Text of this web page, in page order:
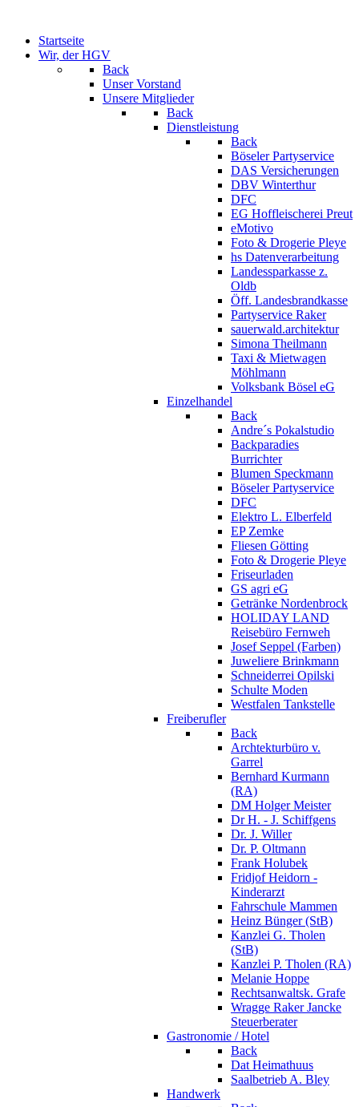
Startseite
Wir, der HGV
Back
Unser Vorstand
Unsere Mitglieder
Back
Dienstleistung
Back
Böseler Partyservice
DAS Versicherungen
DBV Winterthur
DFC
EG Hoffleischerei Preut
eMotivo
Foto & Drogerie Pleye
hs Datenverarbeitung
Landessparkasse z.
Oldb
Öff. Landesbrandkasse
Partyservice Raker
sauerwald.architektur
Simona Theilmann
Taxi & Mietwagen
Möhlmann
Volksbank Bösel eG
Einzelhandel
Back
Andre´s Pokalstudio
Backparadies
Burrichter
Blumen Speckmann
Böseler Partyservice
DFC
Elektro L. Elberfeld
EP Zemke
Fliesen Götting
Foto & Drogerie Pleye
Friseurladen
GS agri eG
Getränke Nordenbrock
HOLIDAY LAND
Reisebüro Fernweh
Josef Seppel (Farben)
Juweliere Brinkmann
Schneiderrei Opilski
Schulte Moden
Westfalen Tankstelle
Freiberufler
Back
Archtekturbüro v.
Garrel
Bernhard Kurmann
(RA)
DM Holger Meister
Dr H. - J. Schiffgens
Dr. J. Willer
Dr. P. Oltmann
Frank Holubek
Fridjof Heidorn -
Kinderarzt
Fahrschule Mammen
Heinz Bünger (StB)
Kanzlei G. Tholen
(StB)
Kanzlei P. Tholen (RA)
Melanie Hoppe
Rechtsanwaltsk. Grafe
Wragge Raker Jancke
Steuerberater
Gastronomie / Hotel
Back
Dat Heimathuus
Saalbetrieb A. Bley
Handwerk